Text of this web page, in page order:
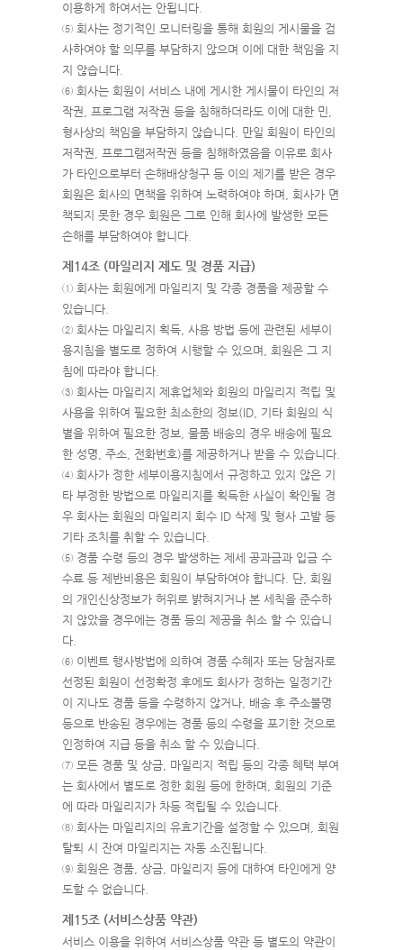
이용하게 하여서는 안됩니다.
⑤ 회사는 정기적인 모니터링을 통해 회원의 게시물을 검
사하여야 할 의무를 부담하지 않으며 이에 대한 책임을 지
지 않습니다.
⑥ 회사는 회원이 서비스 내에 게시한 게시물이 타인의 저
작권, 프로그램 저작권 등을 침해하더라도 이에 대한 민,
형사상의 책임을 부담하지 않습니다. 만일 회원이 타인의
저작권, 프로그램저작권 등을 침해하였음을 이유로 회사
가 타인으로부터 손해배상청구 등 이의 제기를 받은 경우
회원은 회사의 면책을 위하여 노력하여야 하며, 회사가 면
책되지 못한 경우 회원은 그로 인해 회사에 발생한 모든
손해를 부담하여야 합니다.
제14조 (마일리지 제도 및 경품 지급)
① 회사는 회원에게 마일리지 및 각종 경품을 제공할 수
있습니다.
② 회사는 마일리지 획득, 사용 방법 등에 관련된 세부이
용지침을 별도로 정하여 시행할 수 있으며, 회원은 그 지
침에 따라야 합니다.
③ 회사는 마일리지 제휴업체와 회원의 마일리지 적립 및
사용을 위하여 필요한 최소한의 정보(ID, 기타 회원의 식
별을 위하여 필요한 정보, 물품 배송의 경우 배송에 필요
한 성명, 주소, 전화번호)를 제공하거나 받을 수 있습니다.
④ 회사가 정한 세부이용지침에서 규정하고 있지 않은 기
타 부정한 방법으로 마일리지를 획득한 사실이 확인될 경
우 회사는 회원의 마일리지 회수 ID 삭제 및 형사 고발 등
기타 조치를 취할 수 있습니다.
⑤ 경품 수령 등의 경우 발생하는 제세 공과금과 입금 수
수료 등 제반비용은 회원이 부담하여야 합니다. 단, 회원
의 개인신상정보가 허위로 밝혀지거나 본 세칙을 준수하
지 않았을 경우에는 경품 등의 제공을 취소 할 수 있습니
다.
⑥ 이벤트 행사방법에 의하여 경품 수혜자 또는 당첨자로
선정된 회원이 선정확정 후에도 회사가 정하는 일정기간
이 지나도 경품 등을 수령하지 않거나, 배송 후 주소불명
등으로 반송된 경우에는 경품 등의 수령을 포기한 것으로
인정하여 지급 등을 취소 할 수 있습니다.
⑦ 모든 경품 및 상금, 마일리지 적립 등의 각종 혜택 부여
는 회사에서 별도로 정한 회원 등에 한하며, 회원의 기준
에 따라 마일리지가 차등 적립될 수 있습니다.
⑧ 회사는 마일리지의 유효기간을 설정할 수 있으며, 회원
탈퇴 시 잔여 마일리지는 자동 소진됩니다.
⑨ 회원은 경품, 상금, 마일리지 등에 대하여 타인에게 양
도할 수 없습니다.
제15조 (서비스상품 약관)
서비스 이용을 위하여 서비스상품 약관 등 별도의 약관이